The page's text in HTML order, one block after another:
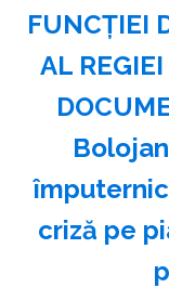
FUNCŢIEI
AL
criză pe